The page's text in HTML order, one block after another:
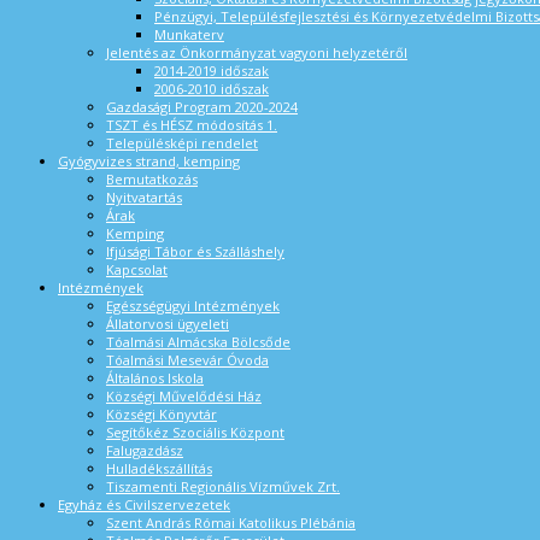
Pénzügyi, Településfejlesztési és Környezetvédelmi
Munkaterv
Jelentés az Önkormányzat vagyoni helyzetéről
2014-2019 időszak
2006-2010 időszak
Gazdasági Program 2020-2024
TSZT és HÉSZ módosítás 1.
Településképi rendelet
Gyógyvizes strand, kemping
Bemutatkozás
Nyitvatartás
Árak
Kemping
Ifjúsági Tábor és Szálláshely
Kapcsolat
Intézmények
Egészségügyi Intézmények
Állatorvosi ügyeleti
Tóalmási Almácska Bölcsőde
Tóalmási Mesevár Óvoda
Általános Iskola
Községi Művelődési Ház
Községi Könyvtár
Segítőkéz Szociális Központ
Falugazdász
Hulladékszállítás
Tiszamenti Regionális Vízművek Zrt.
Egyház és Civilszervezetek
Szent András Római Katolikus Plébánia